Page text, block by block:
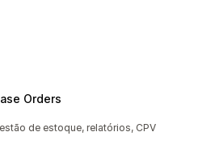
Orders
de estoque, relatórios, CPV